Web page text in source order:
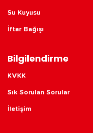
Su Kuyusu
İftar Bağışı
Bilgilendirme
KVKK
Sık Sorulan Sorular
İletişim